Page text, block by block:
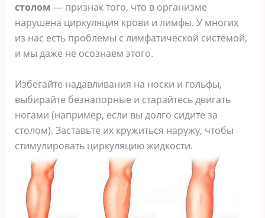
столом — признак того, что в организме
нарушена циркуляция крови и лимфы. У многих
из нас есть проблемы с лимфатической системой,
и мы даже не осознаем этого.
Избегайте надавливания на носки и гольфы,
выбирайте безнапорные и старайтесь двигать
ногами (например, если вы долго сидите за
столом). Заставьте их кружиться наружу, чтобы
стимулировать циркуляцию жидкости.